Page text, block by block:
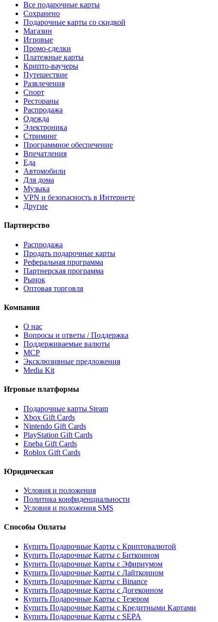
Все подарочные карты
Сохранено
Подарочные карты со скидкой
Магазин
Игровые
Промо-сделки
Платежные карты
Крипто-ваучеры
Путешествие
Развлечения
Спорт
Рестораны
Распродажа
Одежда
Электроника
Стриминг
Программное обеспечение
Впечатления
Еда
Автомобили
Для дома
Музыка
VPN и безопасность в Интернете
Другие
Партнерство
Распродажа
Продать подарочные карты
Реферальная программа
Партнерская программа
Рынок
Оптовая торговля
Компания
О нас
Вопросы и ответы / Поддержка
Поддерживаемые валюты
MCP
Эксклюзивные предложения
Media Kit
Игровые платформы
Подарочные карты Steam
Xbox Gift Cards
Nintendo Gift Cards
PlayStation Gift Cards
Eneba Gift Cards
Roblox Gift Cards
Юридическая
Условия и положения
Политика конфиденциальности
Условия и положения SMS
Способы Оплаты
Купить Подарочные Карты с Криптовалютой
Купить Подарочные Карты с Биткоином
Купить Подарочные Карты с Эфириумом
Купить Подарочные Карты с Лайткоином
Купить Подарочные Карты с Binance
Купить Подарочные Карты с Догекоином
Купить Подарочные Карты с Тезером
Купить Подарочные Карты с Кредитными Картами
Купить Подарочные Карты с SEPA